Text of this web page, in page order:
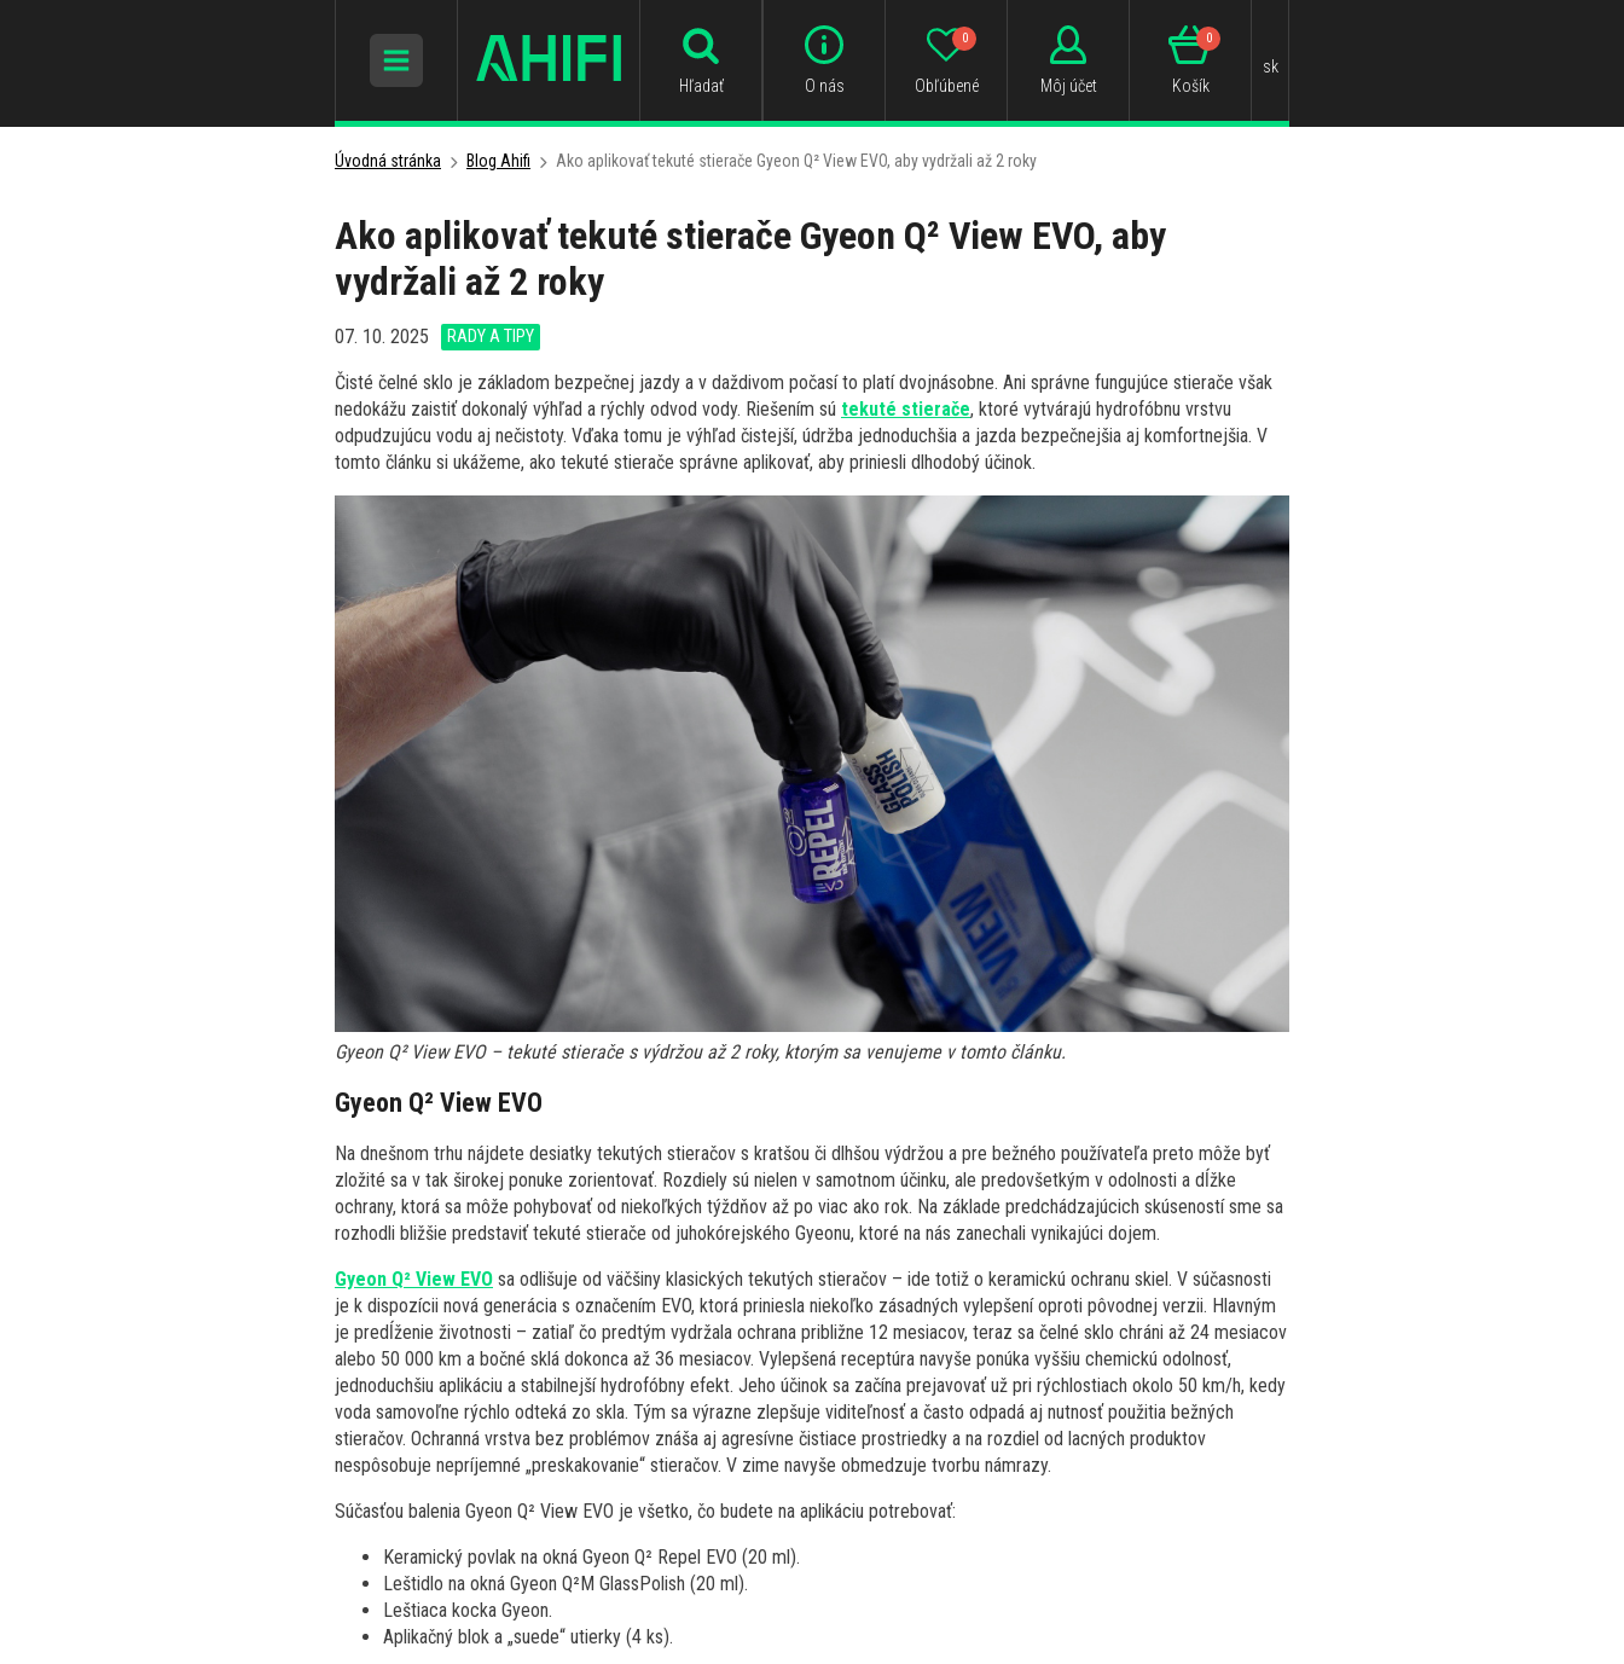
Hľadať O nás Obľúbené
0
Môj účet Košík
0
sk
Úvodná stránka Blog Ahifi Ako aplikovať tekuté stierače Gyeon Q² View EVO, aby vydržali až 2 roky
Ako aplikovať tekuté stierače Gyeon Q² View EVO, aby
vydržali až 2 roky
07. 10. 2025 RADY A TIPY
Čisté čelné sklo je základom bezpečnej jazdy a v daždivom počasí to platí dvojnásobne. Ani správne fungujúce stierače však
nedokážu zaistiť dokonalý výhľad a rýchly odvod vody. Riešením sú tekuté stierače, ktoré vytvárajú hydrofóbnu vrstvu
odpudzujúcu vodu aj nečistoty. Vďaka tomu je výhľad čistejší, údržba jednoduchšia a jazda bezpečnejšia aj komfortnejšia. V
tomto článku si ukážeme, ako tekuté stierače správne aplikovať, aby priniesli dlhodobý účinok.
Gyeon Q² View EVO – tekuté stierače s výdržou až 2 roky, ktorým sa venujeme v tomto článku.
Gyeon Q² View EVO
Na dnešnom trhu nájdete desiatky tekutých stieračov s kratšou či dlhšou výdržou a pre bežného používateľa preto môže byť
zložité sa v tak širokej ponuke zorientovať. Rozdiely sú nielen v samotnom účinku, ale predovšetkým v odolnosti a dĺžke
ochrany, ktorá sa môže pohybovať od niekoľkých týždňov až po viac ako rok. Na základe predchádzajúcich skúseností sme sa
rozhodli bližšie predstaviť tekuté stierače od juhokórejského Gyeonu, ktoré na nás zanechali vynikajúci dojem.
Gyeon Q² View EVO sa odlišuje od väčšiny klasických tekutých stieračov – ide totiž o keramickú ochranu skiel. V súčasnosti
je k dispozícii nová generácia s označením EVO, ktorá priniesla niekoľko zásadných vylepšení oproti pôvodnej verzii. Hlavným
je predĺženie životnosti – zatiaľ čo predtým vydržala ochrana približne 12 mesiacov, teraz sa čelné sklo chráni až 24 mesiacov
alebo 50 000 km a bočné sklá dokonca až 36 mesiacov. Vylepšená receptúra ​​navyše ponúka vyššiu chemickú odolnosť,
jednoduchšiu aplikáciu a stabilnejší hydrofóbny efekt. Jeho účinok sa začína prejavovať už pri rýchlostiach okolo 50 km/h, kedy
voda samovoľne rýchlo odteká zo skla. Tým sa výrazne zlepšuje viditeľnosť a často odpadá aj nutnosť použitia bežných
stieračov. Ochranná vrstva bez problémov znáša aj agresívne čistiace prostriedky a na rozdiel od lacných produktov
nespôsobuje nepríjemné „preskakovanie“ stieračov. V zime navyše obmedzuje tvorbu námrazy.
Súčasťou balenia Gyeon Q² View EVO je všetko, čo budete na aplikáciu potrebovať:
Keramický povlak na okná Gyeon Q² Repel EVO (20 ml).
Leštidlo na okná Gyeon Q²M GlassPolish (20 ml).
Leštiaca kocka Gyeon.
Aplikačný blok a „suede“ utierky (4 ks).